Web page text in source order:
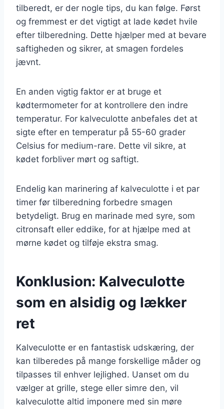
tilberedt, er der nogle tips, du kan følge. Først
og fremmest er det vigtigt at lade kødet hvile
efter tilberedning. Dette hjælper med at bevare
saftigheden og sikrer, at smagen fordeles
jævnt.
En anden vigtig faktor er at bruge et
kødtermometer for at kontrollere den indre
temperatur. For kalveculotte anbefales det at
sigte efter en temperatur på 55-60 grader
Celsius for medium-rare. Dette vil sikre, at
kødet forbliver mørt og saftigt.
Endelig kan marinering af kalveculotte i et par
timer før tilberedning forbedre smagen
betydeligt. Brug en marinade med syre, som
citronsaft eller eddike, for at hjælpe med at
mørne kødet og tilføje ekstra smag.
Konklusion: Kalveculotte
som en alsidig og lækker
ret
Kalveculotte er en fantastisk udskæring, der
kan tilberedes på mange forskellige måder og
tilpasses til enhver lejlighed. Uanset om du
vælger at grille, stege eller simre den, vil
kalveculotte altid imponere med sin møre